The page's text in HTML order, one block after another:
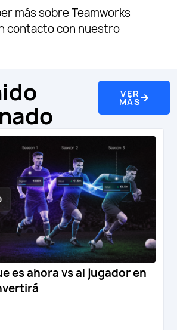
más sobre Teamworks
contacto con nuestro
VER
MÁS
es ahora vs al jugador en